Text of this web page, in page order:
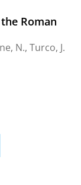
Roman
N., Turco, J.